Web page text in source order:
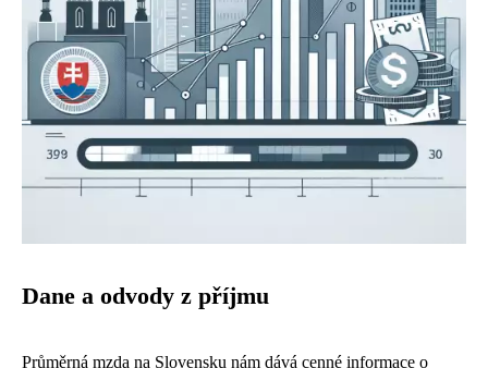
Dane a odvody z příjmu
Průměrná mzda na Slovensku nám dává cenné informace o